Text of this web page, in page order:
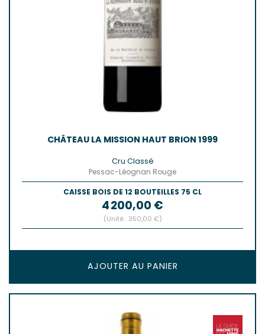
CHÂTEAU LA MISSION HAUT BRION 1999
Cru Classé
Pessac-Léognan Rouge
CAISSE BOIS DE 12 BOUTEILLES 75 CL
Prix
4 200,00 €
(Unité : 350,00 €)
AJOUTER AU PANIER